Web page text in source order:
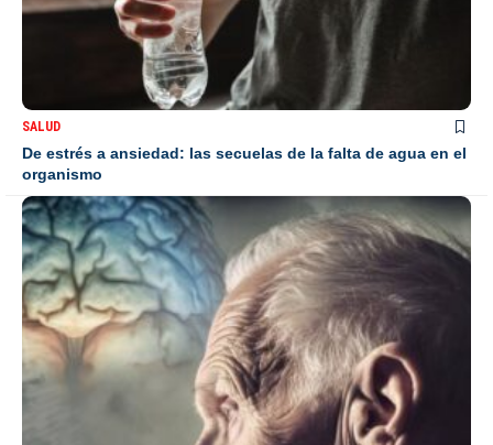
SALUD
De estrés a ansiedad: las secuelas de la falta de agua en el
organismo